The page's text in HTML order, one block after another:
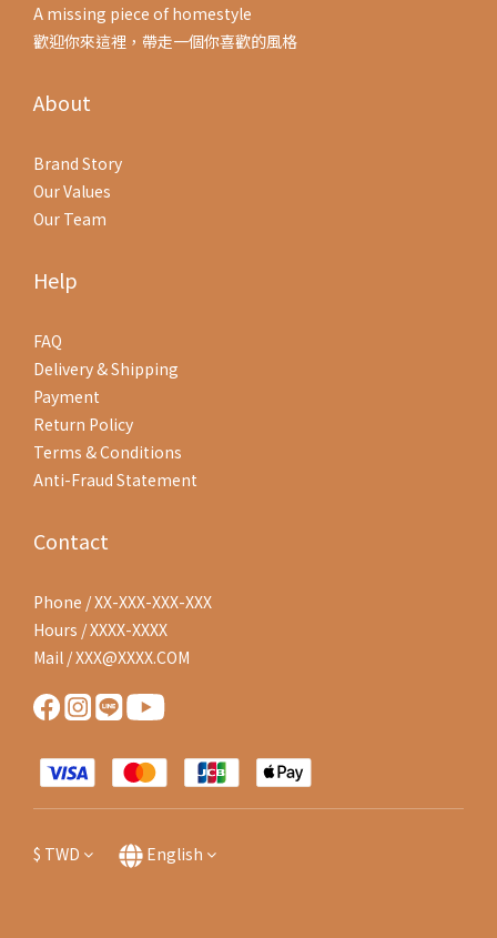
A missing piece of homestyle
歡迎你來這裡，帶走一個你喜歡的風格
About
Brand Story
Our Values
Our Team
Help
FAQ
Delivery & Shipping
Payment
Return Policy
Terms & Conditions
Anti-Fraud Statement
Contact
Phone / XX-XXX-XXX-XXX
Hours / XXXX-XXXX
Mail / XXX@XXXX.COM
$ TWD English